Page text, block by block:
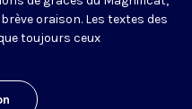
oraison. Les textes des
toujours ceux